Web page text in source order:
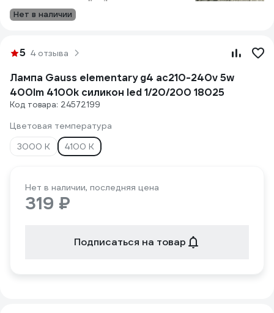
Нет в наличии
5 4 отзыва
Лампа Gauss elementary g4 ac210-240v 5w
400lm 4100k силикон led 1/20/200 18025
Код товара: 24572199
Цветовая температура
3000 К
4100 К
Нет в наличии, последняя цена
319 ₽
Подписаться на товар